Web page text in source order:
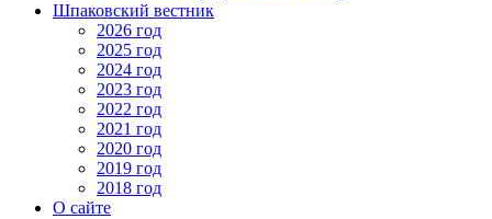
Шпаковский вестник
2026 год
2025 год
2024 год
2023 год
2022 год
2021 год
2020 год
2019 год
2018 год
О сайте